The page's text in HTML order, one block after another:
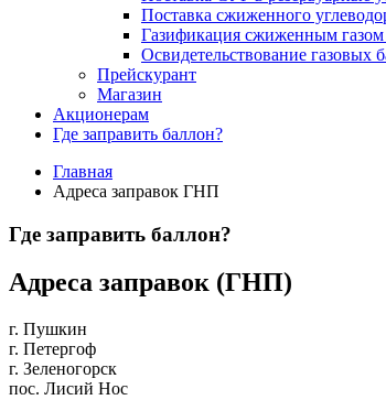
Поставка сжиженного
Газификация сжиженным
Освидетельствование газовых
Прейскурант
Магазин
Акционерам
Где заправить баллон?
Главная
Адреса заправок ГНП
Где заправить баллон?
Адреса заправок (ГНП)
г. Пушкин
г. Петергоф
г. Зеленогорск
пос. Лисий Нос